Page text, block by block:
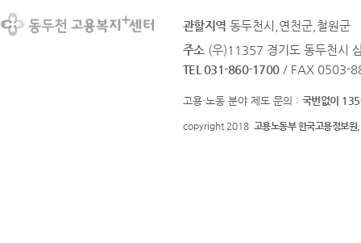
관할지역 동두천시,연천군,철원군
주소 (우)11357 경기도 동두천시
TEL 031-860-1700 / FAX 0503-
고용·노동 분야 제도 문의 : 국번없이
copyright 2018 고용노동부 한국고용정보원.